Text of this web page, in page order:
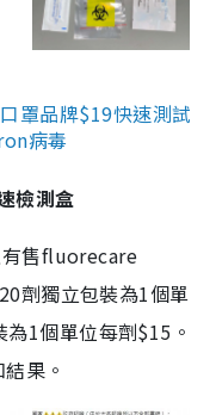
罩品牌$19快速測試
病毒
檢測盒
有售fluorecare
劑獨立包裝為1個單
1個單位每劑$15。
果。